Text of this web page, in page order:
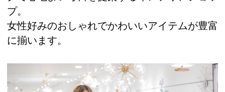
プ。
女性好みのおしゃれでかわいいアイテムが豊富
に揃います。